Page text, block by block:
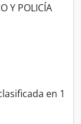
Y POLICÍA
en 1